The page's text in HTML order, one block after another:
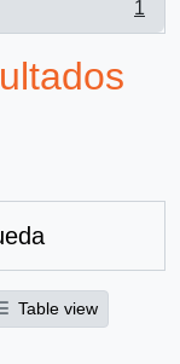
1
Table view